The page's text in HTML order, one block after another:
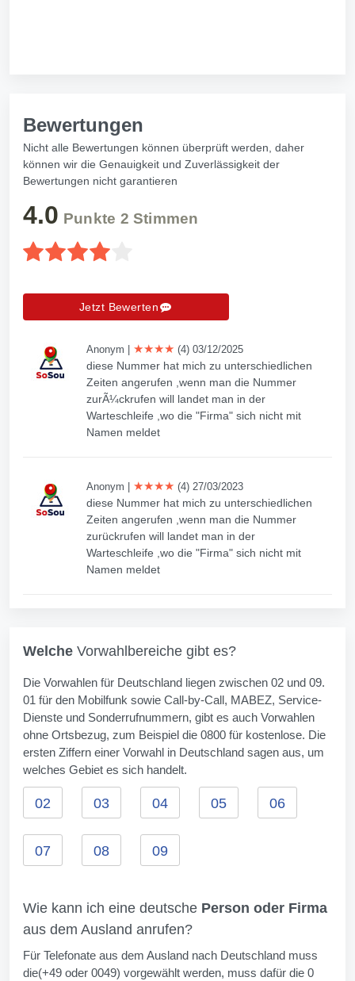
Bewertungen
Nicht alle Bewertungen können überprüft werden, daher
können wir die Genauigkeit und Zuverlässigkeit der
Bewertungen nicht garantieren
4.0 Punkte 2 Stimmen
Jetzt Bewerten
Anonym ★★★★ (4) 03/12/2025
diese Nummer hat mich zu unterschiedlichen
Zeiten angerufen ,wenn man die Nummer
zurÃ¼ckrufen will landet man in der
Warteschleife ,wo die "Firma" sich nicht mit
Namen meldet
Anonym ★★★★ (4) 27/03/2023
diese Nummer hat mich zu unterschiedlichen
Zeiten angerufen ,wenn man die Nummer
zurückrufen will landet man in der
Warteschleife ,wo die "Firma" sich nicht mit
Namen meldet
Welche Vorwahlbereiche gibt es?
Die Vorwahlen für Deutschland liegen zwischen 02 und 09.
01 für den Mobilfunk sowie Call-by-Call, MABEZ, Service-
Dienste und Sonderrufnummern, gibt es auch Vorwahlen
ohne Ortsbezug, zum Beispiel die 0800 für kostenlose. Die
ersten Ziffern einer Vorwahl in Deutschland sagen aus, um
welches Gebiet es sich handelt.
02 03 04 05 06
07 08 09
Wie kann ich eine deutsche Person oder Firma
aus dem Ausland anrufen?
Für Telefonate aus dem Ausland nach Deutschland muss
die(+49 oder 0049) vorgewählt werden, muss dafür die 0